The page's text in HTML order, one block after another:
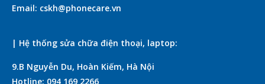
Email: cskh@phonecare.vn
| Hệ thống sửa chữa điện thoại, laptop:
9.B Nguyễn Du, Hoàn Kiếm, Hà Nội
Hotline: 094 169 2266